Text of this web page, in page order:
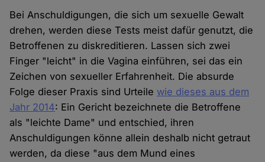
Bei Anschuldigungen, die sich um sexuelle Gewalt
drehen, werden diese Tests meist dafür genutzt, die
Betroffenen zu diskreditieren. Lassen sich zwei
Finger "leicht" in die Vagina einführen, sei das ein
Zeichen von sexueller Erfahrenheit. Die absurde
Folge dieser Praxis sind Urteile wie dieses aus dem
Jahr 2014: Ein Gericht bezeichnete die Betroffene
als "leichte Dame" und entschied, ihren
Anschuldigungen könne allein deshalb nicht getraut
werden, da diese "aus dem Mund eines